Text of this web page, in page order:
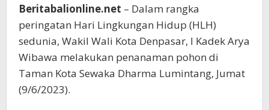
Peringatan
HLH
Sedunia
Beritabalionline.net – Dalam rangka
peringatan Hari Lingkungan Hidup (HLH)
sedunia, Wakil Wali Kota Denpasar, I Kadek Arya
Wibawa melakukan penanaman pohon di
Taman Kota Sewaka Dharma Lumintang, Jumat
(9/6/2023).